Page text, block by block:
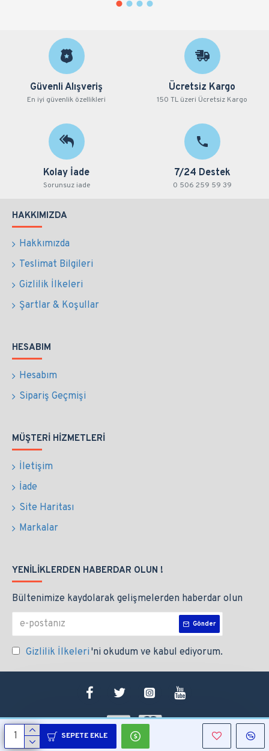
SEPETE EKLE
Güvenli Alışveriş
En iyi güvenlik özellikleri
Ücretsiz Kargo
150 TL üzeri Ücretsiz Kargo
Kolay İade
Sorunsuz iade
7/24 Destek
0 506 259 59 39
HAKKIMIZDA
Hakkımızda
Teslimat Bilgileri
Gizlilik İlkeleri
Şartlar & Koşullar
HESABIM
Hesabım
Sipariş Geçmişi
MÜŞTERI HIZMETLERI
İletişim
İade
Site Haritası
Markalar
YENILIKLERDEN HABERDAR OLUN !
Bültenimize kaydolarak gelişmelerden haberdar olun
Gönder
Gizlilik İlkeleri 'ni okudum ve kabul ediyorum.
Copyright © 2021, Altek Endüstri